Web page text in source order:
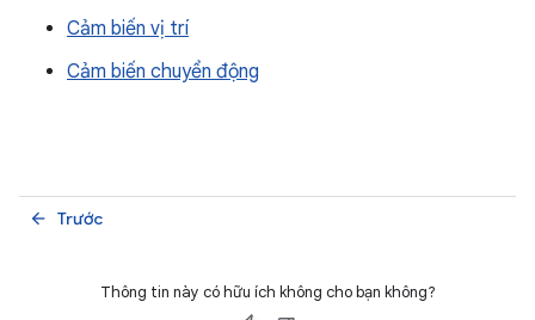
Cảm biến vị trí
Cảm biến chuyển động
Trước
arrow_back
Thông tin này có hữu ích không cho bạn không?